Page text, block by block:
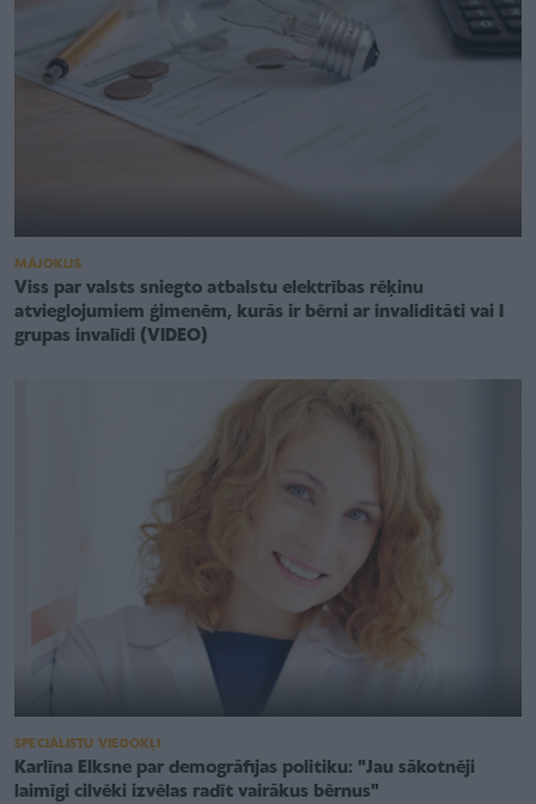
MĀJOKLIS
Viss par valsts sniegto atbalstu elektrības rēķinu
atvieglojumiem ģimenēm, kurās ir bērni ar invaliditāti vai I
grupas invalīdi (VIDEO)
SPECIĀLISTU VIEDOKĻI
Karlīna Elksne par demogrāfijas politiku: "Jau sākotnēji
laimīgi cilvēki izvēlas radīt vairākus bērnus"